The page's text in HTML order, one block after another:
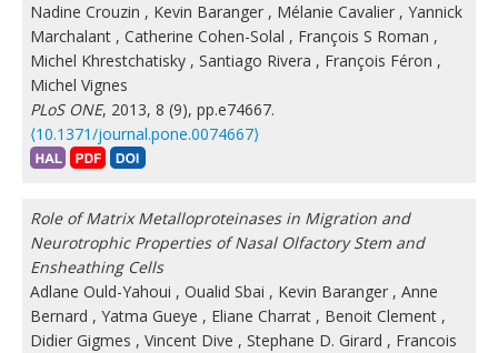
Nadine Crouzin , Kevin Baranger , Mélanie Cavalier , Yannick
Marchalant , Catherine Cohen-Solal , François S Roman ,
Michel Khrestchatisky , Santiago Rivera , François Féron ,
Michel Vignes
PLoS ONE, 2013, 8 (9), pp.e74667.
⟨10.1371/journal.pone.0074667⟩
Role of Matrix Metalloproteinases in Migration and
Neurotrophic Properties of Nasal Olfactory Stem and
Ensheathing Cells
Adlane Ould-Yahoui , Oualid Sbai , Kevin Baranger , Anne
Bernard , Yatma Gueye , Eliane Charrat , Benoit Clement ,
Didier Gigmes , Vincent Dive , Stephane D. Girard , Francois